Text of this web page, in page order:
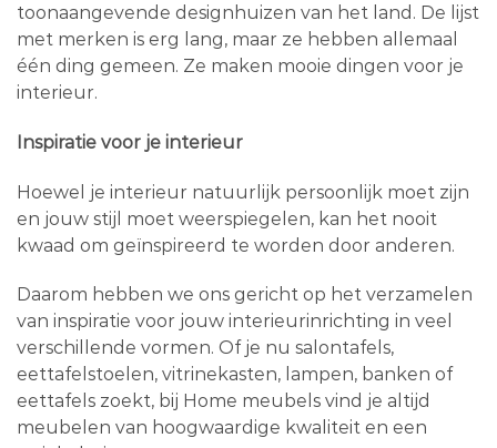
toonaangevende designhuizen van het land. De lijst
met merken is erg lang, maar ze hebben allemaal
één ding gemeen. Ze maken mooie dingen voor je
interieur.
Inspiratie voor je interieur
Hoewel je interieur natuurlijk persoonlijk moet zijn
en jouw stijl moet weerspiegelen, kan het nooit
kwaad om geïnspireerd te worden door anderen.
Daarom hebben we ons gericht op het verzamelen
van inspiratie voor jouw interieurinrichting in veel
verschillende vormen. Of je nu salontafels,
eettafelstoelen, vitrinekasten, lampen, banken of
eettafels zoekt, bij Home meubels vind je altijd
meubelen van hoogwaardige kwaliteit en een